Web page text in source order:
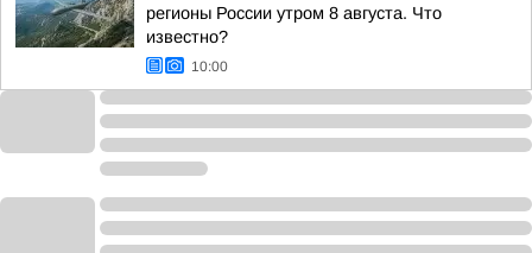
регионы России утром 8 августа. Что
известно?
10:00